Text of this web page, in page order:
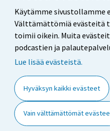
Käytämme sivustollamme
Välttämättömiä evästeitä
toimii oikein. Muita
podcastien ja
Lue lisää evästeistä.
Hyväksyn kaikki evästeet
Vain välttämättömät
Palaute
Käyttöehdot
Saavutettavuus
Tietoa sivustosta
Evästeasetukset